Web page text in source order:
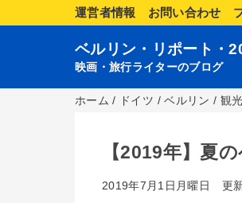
運営者情報 お問い合わせ
ベルリン・リポート・
映画・旅行ライターのブログ
ホーム / ドイツ /ベルリン / 観光
【2019年】夏
2019年7月1日月曜日 更